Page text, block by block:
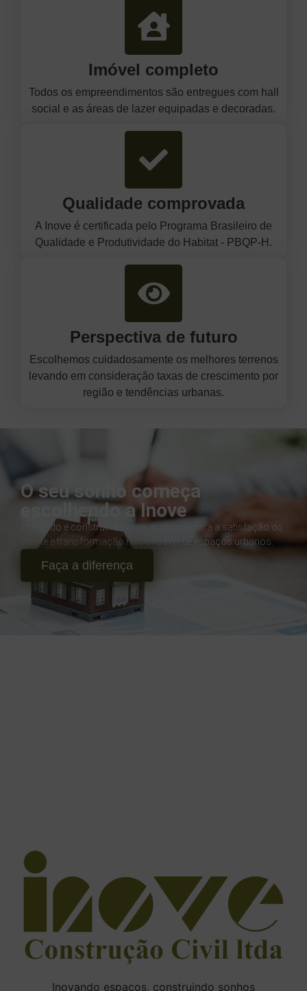
Imóvel completo
Todos os empreendimentos são entregues com hall
social e as áreas de lazer equipadas e decoradas.
Qualidade comprovada
A Inove é certificada pelo Programa Brasileiro de
Qualidade e Produtividade do Habitat - PBQP-H.
Perspectiva de futuro
Escolhemos cuidadosamente os melhores terrenos
levando em consideração taxas de crescimento por
região e tendências urbanas.
O seu sonho começa
escolhendo a Inove
Inovando e construindo com qualidade para a satisfação do
cliente e transformação responsável de espaços urbanos.
Faça a diferença
Inovando espaços, construindo sonhos